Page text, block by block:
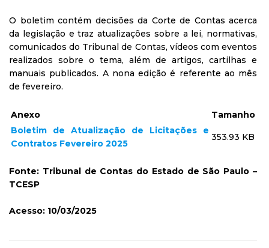
O boletim contém decisões da Corte de Contas acerca
da legislação e traz atualizações sobre a lei, normativas,
comunicados do Tribunal de Contas, vídeos com eventos
realizados sobre o tema, além de artigos, cartilhas e
manuais publicados. A nona edição é referente ao mês
de fevereiro.
Anexo
Tamanho
Boletim de Atualização de Licitações e
Contratos Fevereiro 2025
353.93 KB
Fonte: Tribunal de Contas do Estado de São Paulo –
TCESP
Acesso: 10/03/2025